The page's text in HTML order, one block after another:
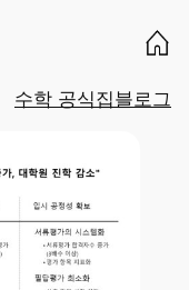
수학 공식집블로그